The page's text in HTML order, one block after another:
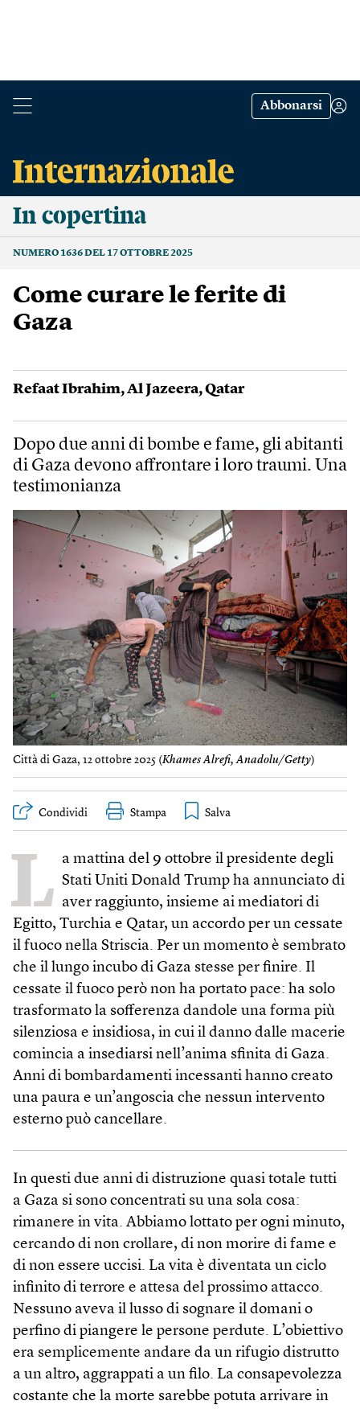
Abbonarsi
In copertina
NUMERO 1636 DEL 17 OTTOBRE 2025
Come curare le ferite di
Gaza
Refaat Ibrahim,Al Jazeera,Qatar
Dopo due anni di bombe e fame, gli abitanti
di Gaza devono affrontare i loro traumi. Una
testimonianza
Città di Gaza, 12 ottobre 2025 (Khames Alrefi, Anadolu/Getty)
Condividi Stampa
L a mattina del 9 ottobre il presidente degli
Stati Uniti Donald Trump ha annunciato di
aver raggiunto, insieme ai mediatori di
Egitto, Turchia e Qatar, un accordo per un cessate
il fuoco nella Striscia. Per un momento è sembrato
che il lungo incubo di Gaza stesse per finire. Il
cessate il fuoco però non ha portato pace: ha solo
trasformato la sofferenza dandole una forma più
silenziosa e insidiosa, in cui il danno dalle macerie
comincia a insediarsi nell’anima sfinita di Gaza.
Anni di bombardamenti incessanti hanno creato
una paura e un’angoscia che nessun intervento
esterno può cancellare.
In questi due anni di distruzione quasi totale tutti
a Gaza si sono concentrati su una sola cosa:
rimanere in vita. Abbiamo lottato per ogni minuto,
cercando di non crollare, di non morire di fame e
di non essere uccisi. La vita è diventata un ciclo
infinito di terrore e attesa del prossimo attacco.
Nessuno aveva il lusso di sognare il domani o
perfino di piangere le persone perdute. L’obiettivo
era semplicemente andare da un rifugio distrutto
a un altro, aggrappati a un filo. La consapevolezza
costante che la morte sarebbe potuta arrivare in